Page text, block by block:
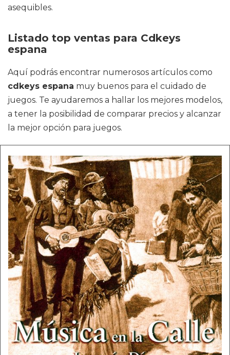
asequibles.
Listado top ventas para Cdkeys
espana
Aquí podrás encontrar numerosos artículos como
cdkeys espana muy buenos para el cuidado de
juegos. Te ayudaremos a hallar los mejores modelos,
a tener la posibilidad de comparar precios y alcanzar
la mejor opción para juegos.